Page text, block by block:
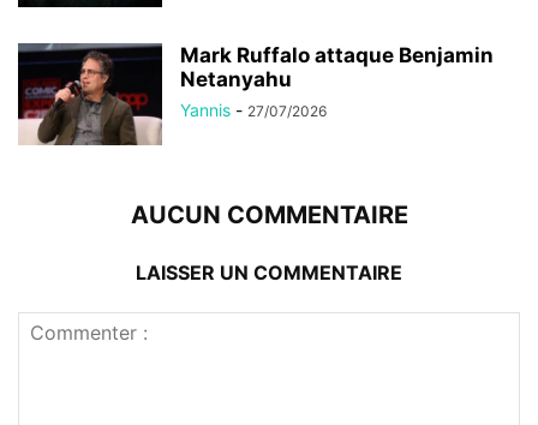
Mark Ruffalo attaque Benjamin
Netanyahu
Yannis - 27/07/2026
AUCUN COMMENTAIRE
LAISSER UN COMMENTAIRE